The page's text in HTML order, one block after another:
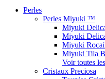
Perles
Perles Miyuki ™
Miyuki
Miyuki
Miyuki
Miyuki Tila
Voir toutes
Cristaux Preciosa